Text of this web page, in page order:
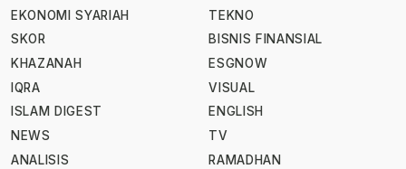
EKONOMI SYARIAH
SKOR
KHAZANAH
IQRA
ISLAM DIGEST
NEWS
ANALISIS
TEKNO
BISNIS FINANSIAL
ESGNOW
VISUAL
ENGLISH
TV
RAMADHAN